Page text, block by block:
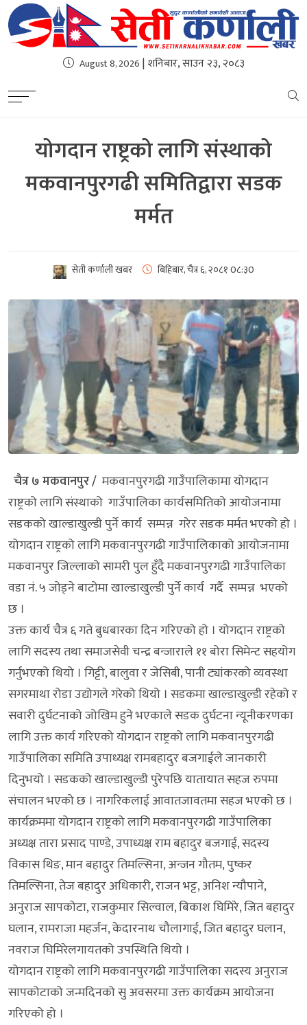
August 8, 2026 | शनिबार, साउन २३, २०८३
योगदान राष्ट्रको लागि संस्थाको
मकवानपुरगढी समितिद्वारा सडक
मर्मत
सेती कर्णाली खबर बिहिबार, चैत्र ६, २०८१0८:३0
चैत्र ७ मकवानपुर / मकवानपुरगढी गाउँपालिकामा योगदान
राष्ट्रको लागि संस्थाको गाउँपालिका कार्यसमितिको आयोजनामा
सडकको खाल्डाखुल्डी पुर्ने कार्य सम्पन्न गरेर सडक मर्मत भएको हो ।
योगदान राष्ट्रको लागि मकवानपुरगढी गाउँपालिकाको आयोजनामा
मकवानपुर जिल्लाको सामरी पुल हुँदै मकवानपुरगढी गाउँपालिका
वडा नं. ५ जोड्ने बाटोमा खाल्डाखुल्डी पुर्ने कार्य गर्दै सम्पन्न भएको
छ ।
उक्त कार्य चैत्र ६ गते बुधबारका दिन गरिएको हो । योगदान राष्ट्रको
लागि सदस्य तथा समाजसेवी चन्द्र बन्जाराले ११ बोरा सिमेन्ट सहयोग
गर्नुभएको थियो । गिट्टी, बालुवा र जेसिबी, पानी ट्यांकरको व्यवस्था
सगरमाथा रोडा उद्योगले गरेको थियो । सडकमा खाल्डाखुल्डी रहेको र
सवारी दुर्घटनाको जोखिम हुने भएकाले सडक दुर्घटना न्यूनीकरणका
लागि उक्त कार्य गरिएको योगदान राष्ट्रको लागि मकवानपुरगढी
गाउँपालिका समिति उपाध्यक्ष रामबहादुर बजगाईले जानकारी
दिनुभयो । सडकको खाल्डाखुल्डी पुरेपछि यातायात सहज रुपमा
संचालन भएको छ । नागरिकलाई आवातजावतमा सहज भएको छ ।
कार्यक्रममा योगदान राष्ट्रको लागि मकवानपुरगढी गाउँपालिका
अध्यक्ष तारा प्रसाद पाण्डे, उपाध्यक्ष राम बहादुर बजगाई, सदस्य
विकास थिङ, मान बहादुर तिमल्सिना, अन्जन गौतम, पुष्कर
तिमल्सिना, तेज बहादुर अधिकारी, राजन भट्ट, अनिश न्यौपाने,
अनुराज सापकोटा, राजकुमार सिल्वाल, बिकाश घिमिरे, जित बहादुर
घलान, रामराजा महर्जन, केदारनाथ चौलागाई, जित बहादुर घलान,
नवराज घिमिरेलगायतको उपस्थिति थियो ।
योगदान राष्ट्रको लागि मकवानपुरगढी गाउँपालिका सदस्य अनुराज
सापकोटाको जन्मदिनको सु अवसरमा उक्त कार्यक्रम आयोजना
गरिएको हो ।